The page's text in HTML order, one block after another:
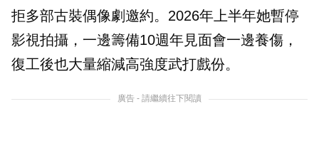
拒多部古裝偶像劇邀約。2026年上半年她暫停
影視拍攝，一邊籌備10週年見面會一邊養傷，
復工後也大量縮減高強度武打戲份。
廣告 - 請繼續往下閱讀